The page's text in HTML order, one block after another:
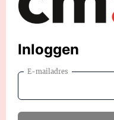
Inloggen
E-mailadres